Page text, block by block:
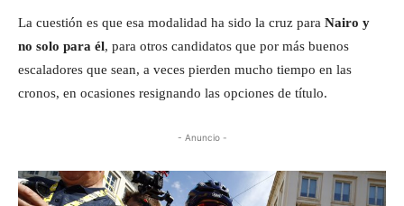
La cuestión es que esa modalidad ha sido la cruz para Nairo y
no solo para él, para otros candidatos que por más buenos
escaladores que sean, a veces pierden mucho tiempo en las
cronos, en ocasiones resignando las opciones de título.
- Anuncio -